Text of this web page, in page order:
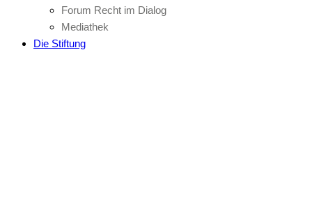
Forum Recht im Dialog
Mediathek
Die Stiftung